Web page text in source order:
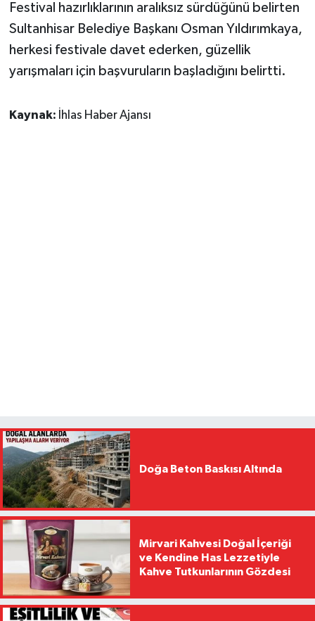
Festival hazırlıklarının aralıksız sürdüğünü belirten
Sultanhisar Belediye Başkanı Osman Yıldırımkaya,
herkesi festivale davet ederken, güzellik
yarışmaları için başvuruların başladığını belirtti.
Kaynak: İhlas Haber Ajansı
Doğa Beton Baskısı Altında
Mirvari Kahvesi Doğal İçeriği
ve Kendine Has Lezzetiyle
Kahve Tutkunlarının Gözdesi